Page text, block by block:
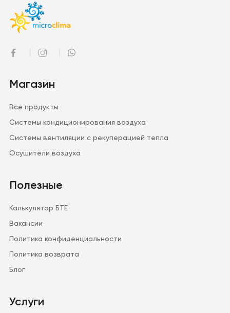
Магазин
Все продукты
Системы кондиционирования воздуха
Системы вентиляции с рекуперацией тепла
Осушители воздуха
Полезные
Калькулятор БТЕ
Вакансии
Политика конфиденциальности
Политика возврата
Блог
Услуги